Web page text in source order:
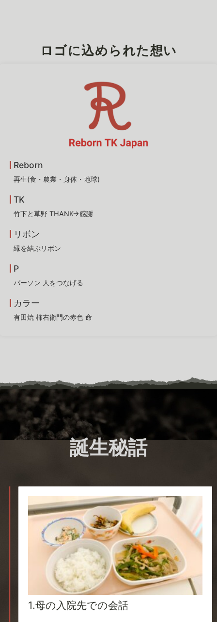
ロゴに込められた想い
Reborn
再生(食・農業・身体・地球)
TK
竹下と草野 THANK→感謝
リボン
縁を結ぶリボン
P
パーソン 人をつなげる
カラー
有田焼 柿右衛門の赤色 命
誕生秘話
1.母の入院先での会話